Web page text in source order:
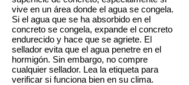
vive en un área donde el agua se congela.
Si el agua que se ha absorbido en el
concreto se congela, expande el concreto
endurecido y hace que se agriete. El
sellador evita que el agua penetre en el
hormigón. Sin embargo, no compre
cualquier sellador. Lea la etiqueta para
verificar si funciona bien en su clima.